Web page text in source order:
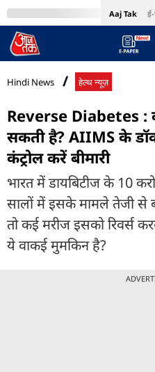
Aaj Tak
MumbaiTak
Hindi News हेल्थ न्यूज़
Reverse Diabetes :
सकती है? AIIMS के
कंट्रोल करें बीमारी
भारत में डायबिटीज के 10
सालों में इसके मामले तेजी से
तो कई मरीज इसको रिवर्स
ये वाकई मुमकिन है?